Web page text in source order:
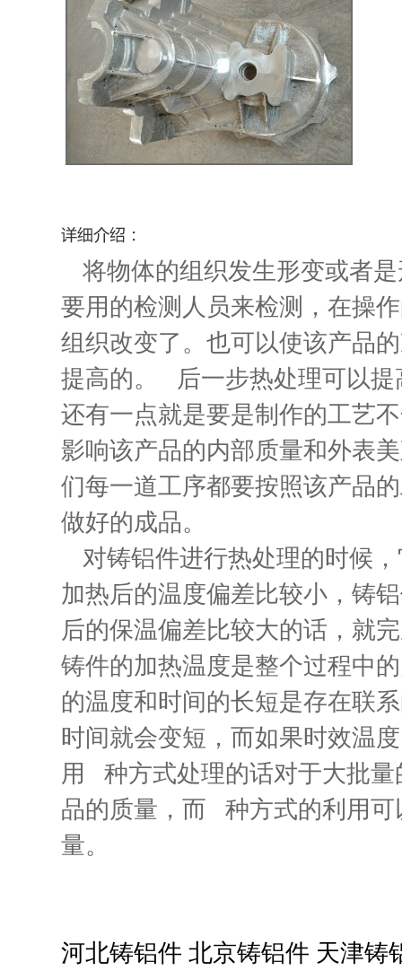
将物体的组织发生形变或者
要用的检测人员来检测，在操
组织改变了。也可以使该产品
提高的。 后一步热处理可以提
还有一点就是要是制作的工艺
影响该产品的内部质量和外表
们每一道工序都要按照该产品
做好的成品。
对铸铝件进行热处理的时候
加热后的温度偏差比较小，铸
后的保温偏差比较大的话，就
铸件的加热温度是整个过程中
的温度和时间的长短是存在联
时间就会变短，而如果时效温
用 种方式处理的话对于大批
品的质量，而 种方式的利用可
量。
河北铸铝件 北京铸铝件 天津铸